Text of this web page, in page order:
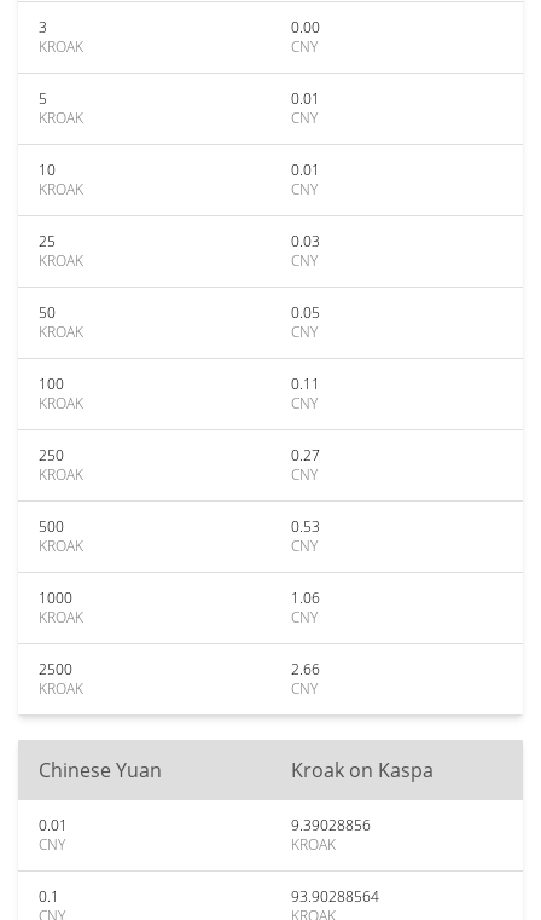
3
KROAK
0.00
CNY
5
KROAK
0.01
CNY
10
KROAK
0.01
CNY
25
KROAK
0.03
CNY
50
KROAK
0.05
CNY
100
KROAK
0.11
CNY
250
KROAK
0.27
CNY
500
KROAK
0.53
CNY
1000
KROAK
1.06
CNY
2500
KROAK
2.66
CNY
Chinese Yuan Kroak on Kaspa
0.01
CNY
9.39028856
KROAK
0.1
CNY
93.90288564
KROAK